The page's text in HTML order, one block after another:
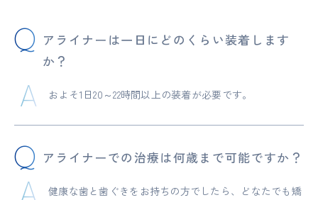
アライナーは一日にどのくらい装着します
か？
およそ1日20～22時間以上の装着が必要です。
アライナーでの治療は何歳まで可能ですか？
健康な歯と歯ぐきをお持ちの方でしたら、どなたでも矯